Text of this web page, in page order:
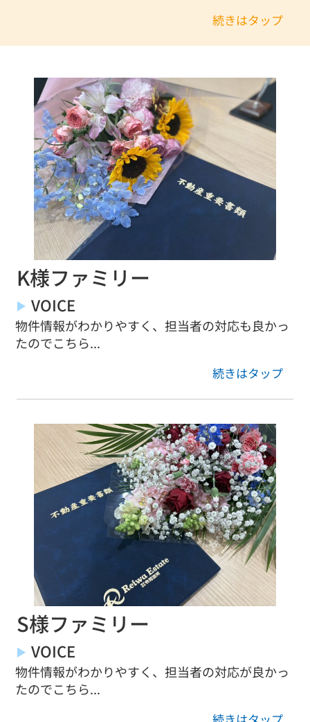
続きはタップ
K様ファミリー
VOICE
物件情報がわかりやすく、担当者の対応も良かっ
たのでこちら...
続きはタップ
S様ファミリー
VOICE
物件情報がわかりやすく、担当者の対応が良かっ
たのでこちら...